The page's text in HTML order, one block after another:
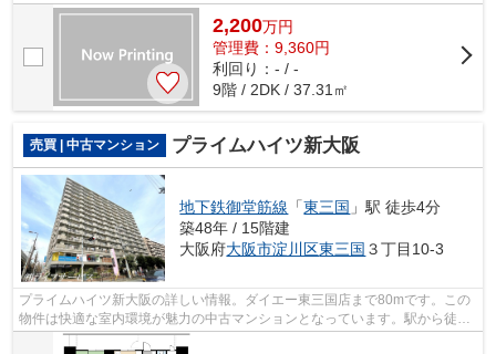
ら498mのところに東淀川病院があります...
2,200万円
管理費：9,360円
利回り：- / -
9階 / 2DK / 37.31㎡
売買 | 中古マンション プライムハイツ新大阪
地下鉄御堂筋線 「東三国 」駅 徒歩4分
築48年 / 15階建
大阪府大阪市淀川区東三国 ３丁目10-3
プライムハイツ新大阪の詳しい情報。ダイエー東三国店まで80mです。この
物件は快適な室内環境が魅力の中古マンションとなっています。駅から徒歩
4分に位置する、魅力的な駅近物件です...